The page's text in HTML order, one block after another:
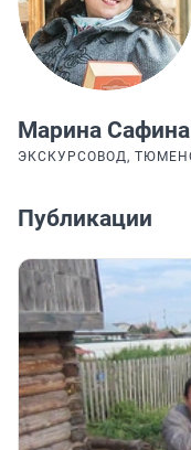
Марина Сафина
ЭКСКУРСОВОД,
Публикации